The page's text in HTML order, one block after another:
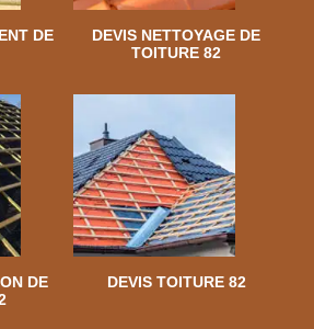
DE
DEVIS NETTOYAGE DE
TOITURE 82
DE
DEVIS TOITURE 82